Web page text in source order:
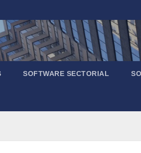
SOFTWARE SECTORIAL